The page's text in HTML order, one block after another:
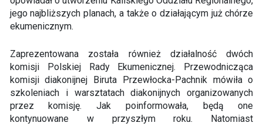
jego najbliższych planach, a także o działającym już chórze
ekumenicznym.
Zaprezentowana została również działalność dwóch
komisji Polskiej Rady Ekumenicznej. Przewodnicząca
komisji diakonijnej Biruta Przewłocka-Pachnik mówiła o
szkoleniach i warsztatach diakonijnych organizowanych
przez komisję. Jak poinformowała, będą one
kontynuowane w przyszłym roku. Natomiast